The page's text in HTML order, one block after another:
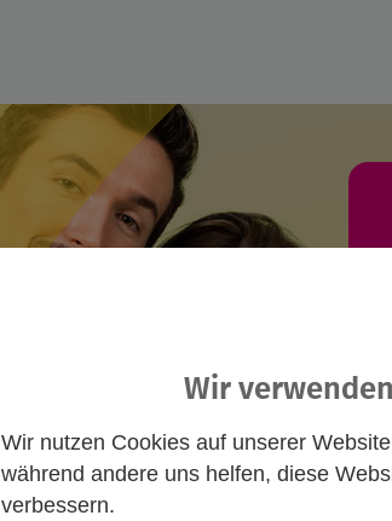
Wir
Wir nutzen Cookies auf unserer
während andere uns helfen, diese
verbessern.